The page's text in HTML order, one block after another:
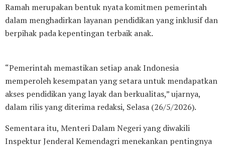
Ramah merupakan bentuk nyata komitmen pemerintah
dalam menghadirkan layanan pendidikan yang inklusif dan
berpihak pada kepentingan terbaik anak.
“Pemerintah memastikan setiap anak Indonesia
memperoleh kesempatan yang setara untuk mendapatkan
akses pendidikan yang layak dan berkualitas,” ujarnya,
dalam rilis yang diterima redaksi, Selasa (26/5/2026).
Sementara itu, Menteri Dalam Negeri yang diwakili
Inspektur Jenderal Kemendagri menekankan pentingnya